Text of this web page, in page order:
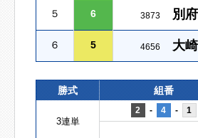
５ 6 3873 別
６ 5 4656
勝式 組番
3連単
2 - 4 - 1